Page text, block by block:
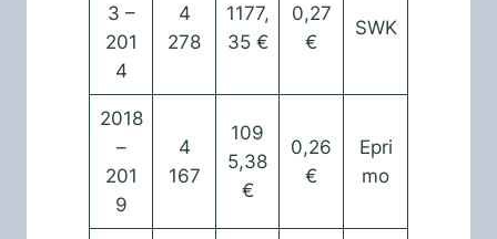
3 –
201
4
4
278
1177,
35 €
0,27
€
SWK
2018
–
201
9
4
167
109
5,38
€
0,26
€
Epri
mo